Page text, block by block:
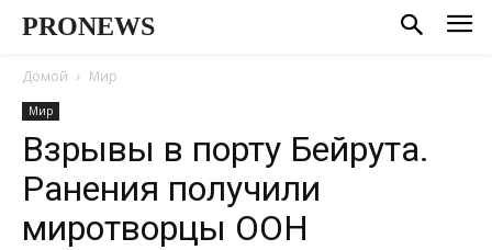
PRONEWS
Домой Мир
Мир
Взрывы в порту Бейрута.
Ранения получили
миротворцы ООН